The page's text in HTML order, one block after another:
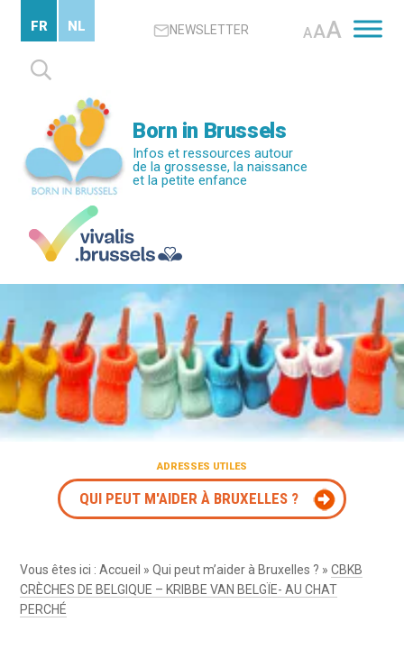
contenu
principal
NEWSLETTER AAA
Rechercher :
FR NL
Born in Brussels
Infos et ressources autour
de la grossesse, la naissance
et la petite enfance
ADRESSES UTILES
QUI PEUT M'AIDER À BRUXELLES ?
Vous êtes ici :Accueil »Qui peut m’aider à Bruxelles ? »CBKB
CRÈCHES DE BELGIQUE – KRIBBE VAN BELGÏE- AU CHAT
PERCHÉ